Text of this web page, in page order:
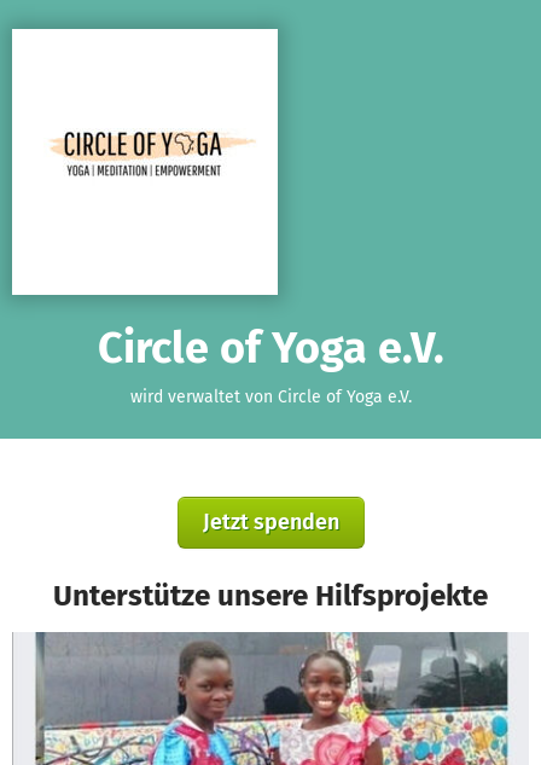
Circle of Yoga e.V.
wird verwaltet von Circle of Yoga e.V.
Jetzt spenden
Unterstütze unsere Hilfsprojekte